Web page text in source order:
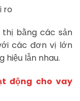
ro
bằng các sản
các đơn vị lớn
lẫn nhau.
động cho vay